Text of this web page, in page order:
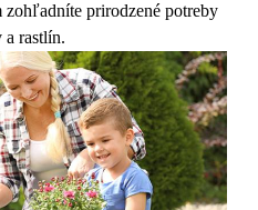
prirodzené potreby
a rastlín.